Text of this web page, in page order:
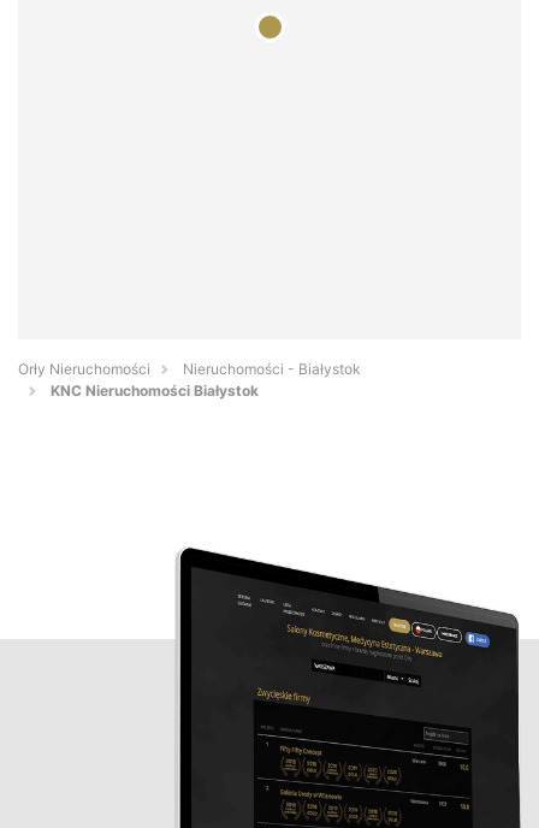
Orły Nieruchomości
Nieruchomości - Białystok
KNC Nieruchomości Białystok